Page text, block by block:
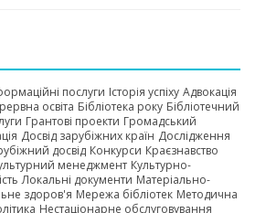
послуги Історія успіху Адвокація
освіта Бібліотека року Бібліотечний
Грантові проекти Громадський
Досвід зарубіжних країн Дослідження
досвід Конкурси Краєзнавство
менеджмент Культурно-
Локальні документи Матеріально-
здоров'я Мережа бібліотек Методична
Нестаціонарне обслуговування